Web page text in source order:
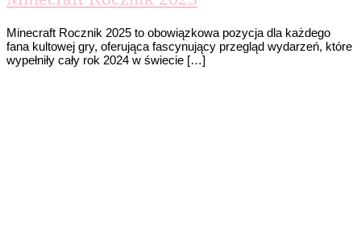
Minecraft Rocznik 2025 to obowiązkowa pozycja dla każdego
fana kultowej gry, oferująca fascynujący przegląd wydarzeń, które
wypełniły cały rok 2024 w świecie […]